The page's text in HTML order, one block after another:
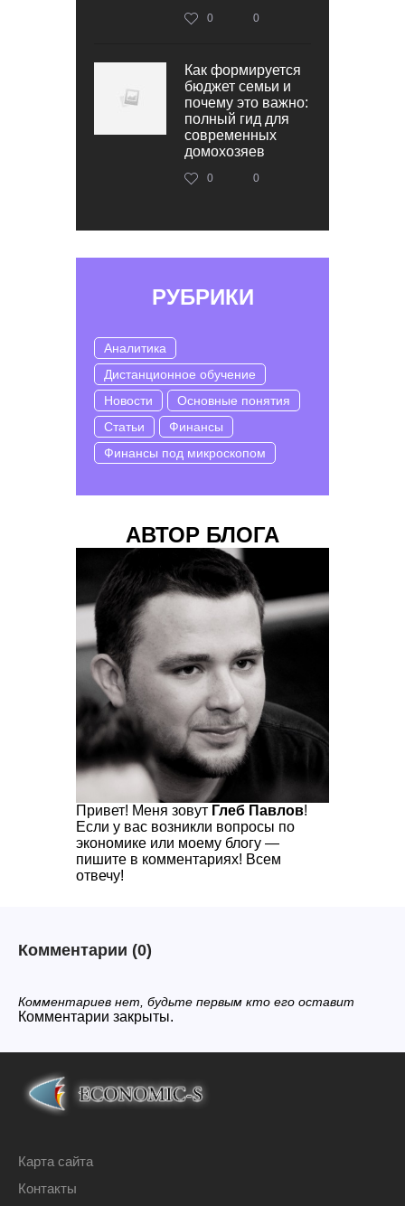
0 0
Как формируется
бюджет семьи и
почему это важно:
полный гид для
современных
домохозяев
0 0
РУБРИКИ
Аналитика
Дистанционное обучение
Новости
Основные понятия
Статьи
Финансы
Финансы под микроскопом
АВТОР БЛОГА
Привет! Меня зовут Глеб Павлов!
Если у вас возникли вопросы по
экономике или моему блогу —
пишите в комментариях! Всем
отвечу!
Комментарии (0)
Комментариев нет, будьте первым кто его оставит
Комментарии закрыты.
Карта сайта
Контакты